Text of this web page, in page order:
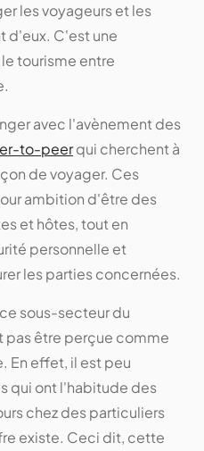
les voyageurs et les
d'eux. C'est une
tourisme entre
avec l'avènement des
to-peerqui cherchent à
de voyager. Ces
ambition d'être des
et hôtes, tout en
personnelle et
les parties concernées.
sous-secteur du
pas être perçue comme
En effet, il est peu
qui ont l'habitude des
chez des particuliers
existe. Ceci dit, cette